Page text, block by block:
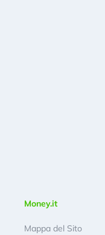
Money.it
Mappa del Sito